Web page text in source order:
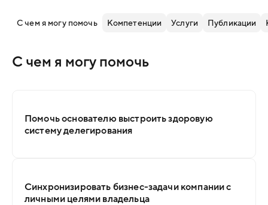
С чем я могу помочь Компетенции Услуги Публикации
С чем я могу помочь
Помочь основателю выстроить здоровую
систему делегирования
Синхронизировать бизнес-задачи компании с
личными целями владельца